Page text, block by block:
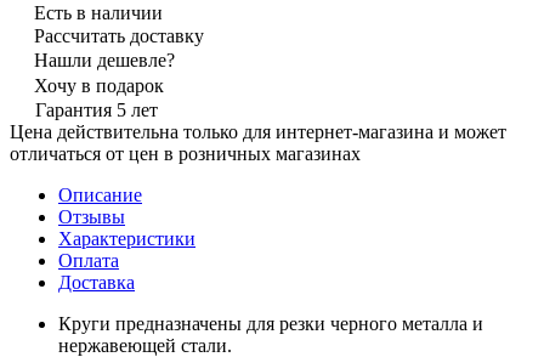
Есть в наличии
Рассчитать доставку
Нашли дешевле?
Хочу в подарок
Гарантия 5 лет
Цена действительна только для интернет-магазина и может
отличаться от цен в розничных магазинах
Описание
Отзывы
Характеристики
Оплата
Доставка
Круги предназначены для резки черного металла и
нержавеющей стали.